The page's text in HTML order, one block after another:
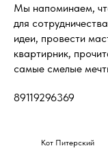
Мы напоминаем,
для
идеи, провести
квартирник,
самые смелые
89119296369
Кот Питерский